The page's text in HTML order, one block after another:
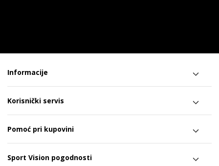
Informacije
Korisnički servis
Pomoć pri kupovini
Sport Vision pogodnosti